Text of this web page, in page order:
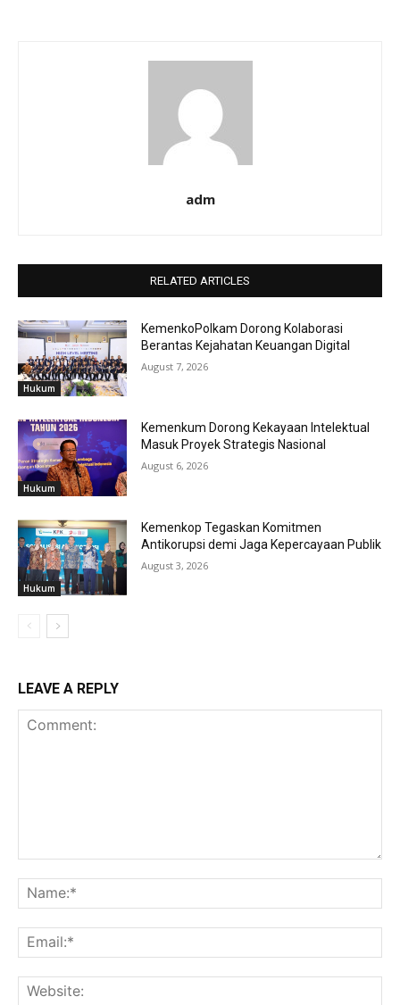
adm
RELATED ARTICLES
Hukum
KemenkoPolkam Dorong Kolaborasi
Berantas Kejahatan Keuangan Digital
August 7, 2026
Hukum
Kemenkum Dorong Kekayaan Intelektual
Masuk Proyek Strategis Nasional
August 6, 2026
Hukum
Kemenkop Tegaskan Komitmen
Antikorupsi demi Jaga Kepercayaan Publik
August 3, 2026
LEAVE A REPLY